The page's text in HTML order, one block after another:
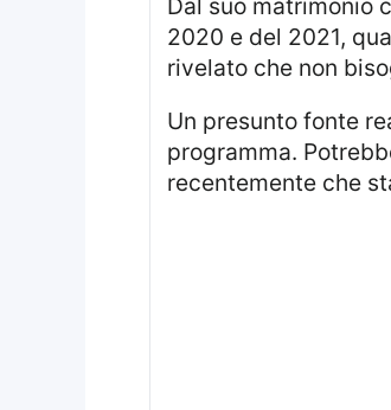
Dal suo matrimonio con il Principe William nel 2011, Middleton ha partecipato ogni anno alla parata, ad eccezione del
2020 e del 2021,
rivelato che non
Un presunto fonte reale ha affermato: “Mi è stato detto che l’agenda di Kate per quest’anno è vuota. Non c’è nulla in
programma.
recentemente che